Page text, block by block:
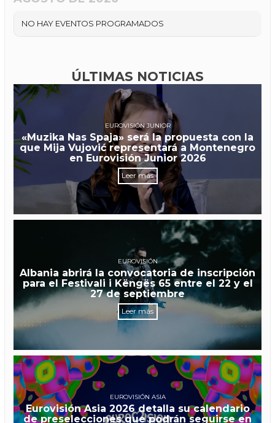
NO HAY EVENTOS PROGRAMADOS
ÚLTIMAS NOTICIAS
EUROVISIÓN JUNIOR
«Muzika Nas Spaja» será la propuesta con la
que Mija Vujović representará a Montenegro
en Eurovisión Junior 2026
Leer más
EUROVISIÓN
Albania abrirá la convocatoria de inscripción
para el Festivali i Këngës 65 entre el 22 y el
27 de septiembre
Leer más
EUROVISIÓN ASIA
Eurovisión Asia 2026 detalla su calendario
de preselecciones que podrán seguirse en